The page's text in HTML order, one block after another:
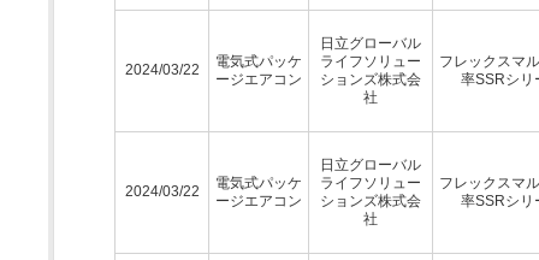
2024/03/22
電気式パッケ
ージエアコン
日立グローバル
ライフソリュー
ションズ株式会
社
フレックスマ
率SSRシリ
2024/03/22
電気式パッケ
ージエアコン
日立グローバル
ライフソリュー
ションズ株式会
社
フレックスマ
率SSRシリ